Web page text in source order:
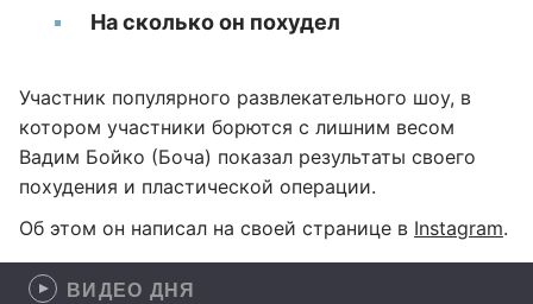
На сколько он похудел
Участник популярного развлекательного шоу, в
котором участники борются с лишним весом
Вадим Бойко (Боча) показал результаты своего
похудения и пластической операции.
Об этом он написал на своей странице в Instagram.
ВИДЕО ДНЯ